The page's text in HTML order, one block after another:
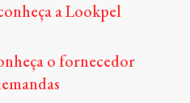
a Lookpel
o fornecedor